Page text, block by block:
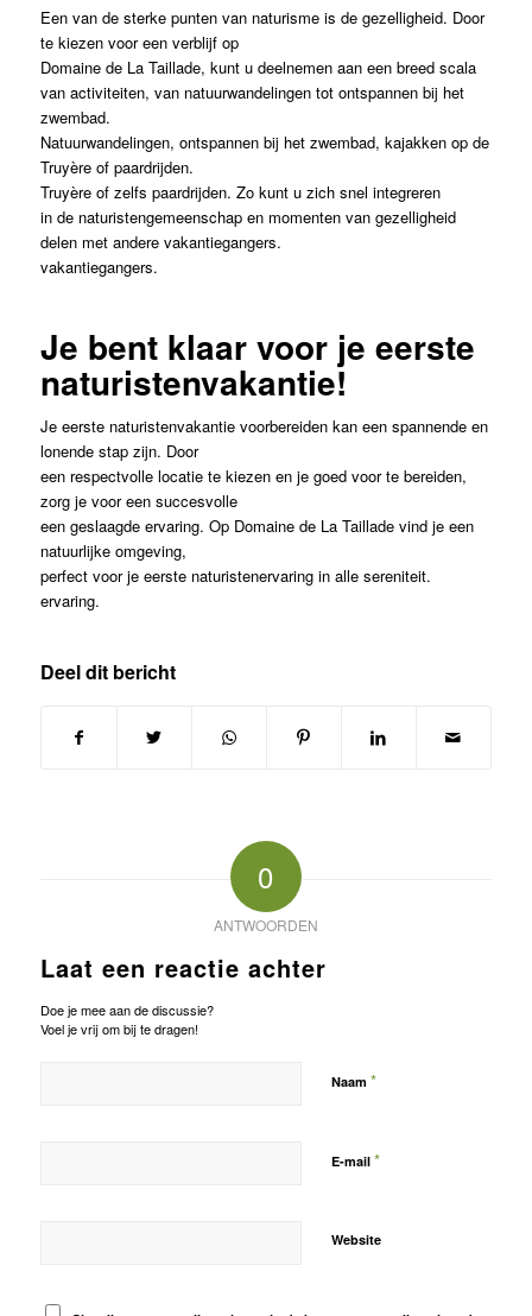
Een van de sterke punten van naturisme is de gezelligheid. Door
te kiezen voor een verblijf op
Domaine de La Taillade, kunt u deelnemen aan een breed scala
van activiteiten, van natuurwandelingen tot ontspannen bij het
zwembad.
Natuurwandelingen, ontspannen bij het zwembad, kajakken op de
Truyère of paardrijden.
Truyère of zelfs paardrijden. Zo kunt u zich snel integreren
in de naturistengemeenschap en momenten van gezelligheid
delen met andere vakantiegangers.
vakantiegangers.
Je bent klaar voor je eerste
naturistenvakantie!
Je eerste naturistenvakantie voorbereiden kan een spannende en
lonende stap zijn. Door
een respectvolle locatie te kiezen en je goed voor te bereiden,
zorg je voor een succesvolle
een geslaagde ervaring. Op Domaine de La Taillade vind je een
natuurlijke omgeving,
perfect voor je eerste naturistenervaring in alle sereniteit.
ervaring.
Deel dit bericht
0
ANTWOORDEN
Laat een reactie achter
Doe je mee aan de discussie?
Voel je vrij om bij te dragen!
Naam *
E-mail *
Website